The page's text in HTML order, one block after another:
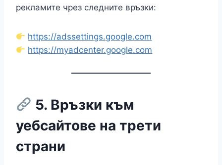
рекламите чрез следните връзки:
https://adssettings.google.com
https://myadcenter.google.com
5. Връзки към
уебсайтове на трети
страни